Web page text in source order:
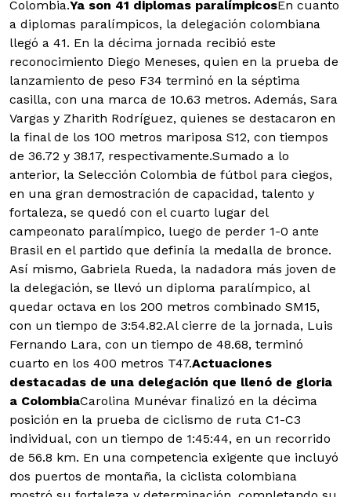
Colombia.Ya son 41 diplomas paralímpicosEn cuanto
a diplomas paralímpicos, la delegación colombiana
llegó a 41. En la décima jornada recibió este
reconocimiento Diego Meneses, quien en la prueba de
lanzamiento de peso F34 terminó en la séptima
casilla, con una marca de 10.63 metros. Además, Sara
Vargas y Zharith Rodríguez, quienes se destacaron en
la final de los 100 metros mariposa S12, con tiempos
de 36.72 y 38.17, respectivamente.Sumado a lo
anterior, la Selección Colombia de fútbol para ciegos,
en una gran demostración de capacidad, talento y
fortaleza, se quedó con el cuarto lugar del
campeonato paralímpico, luego de perder 1-0 ante
Brasil en el partido que definía la medalla de bronce.
Así mismo, Gabriela Rueda, la nadadora más joven de
la delegación, se llevó un diploma paralímpico, al
quedar octava en los 200 metros combinado SM15,
con un tiempo de 3:54.82.Al cierre de la jornada, Luis
Fernando Lara, con un tiempo de 48.68, terminó
cuarto en los 400 metros T47.Actuaciones
destacadas de una delegación que llenó de gloria
a ColombiaCarolina Munévar finalizó en la décima
posición en la prueba de ciclismo de ruta C1-C3
individual, con un tiempo de 1:45:44, en un recorrido
de 56.8 km. En una competencia exigente que incluyó
dos puertos de montaña, la ciclista colombiana